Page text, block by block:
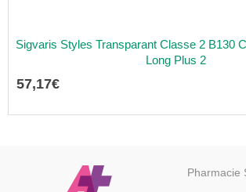
Sigvaris Styles Transparant Classe 2 B130
Long Plus 2
57,17€
Pharmacie